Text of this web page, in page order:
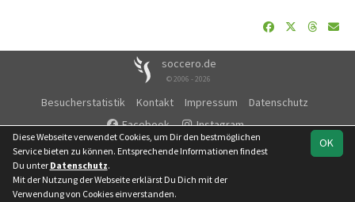
Team Kreisliga Staffel 3
soccero.de
© 2006 - 2026
Besucherstatistik Kontakt Impressum
Datenschutz
Facebook
Instagram
OK
Diese Webseite verwendet Cookies, um Dir den bestmöglichen
Service bieten zu können. Entsprechende Informationen findest
Du unter Datenschutz.
Mit der Nutzung der Webseite erklärst Du Dich mit der
Verwendung von Cookies einverstanden.